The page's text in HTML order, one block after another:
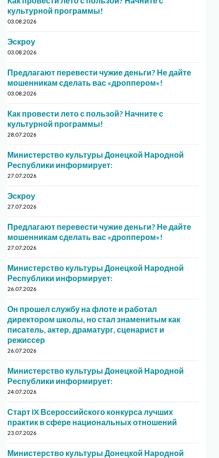
культурной программы!
03.08.2026
Эскроу
03.08.2026
Предлагают перевести чужие деньги? Не дайте
мошенникам сделать вас «дроппером»!
03.08.2026
Как провести лето с пользой? Начните с
культурной программы!
28.07.2026
Министерство культуры Донецкой Народной
Республики информирует:
27.07.2026
Эскроу
27.07.2026
Предлагают перевести чужие деньги? Не дайте
мошенникам сделать вас «дроппером»!
27.07.2026
Министерство культуры Донецкой Народной
Республики информирует:
26.07.2026
Он прошел службу на флоте и работал
директором школы, но стал знаменитым как
писатель, актер, драматург, сценарист и
режиссер
26.07.2026
Министерство культуры Донецкой Народной
Республики информирует:
24.07.2026
Старт IX Всероссийского конкурса лучших
практик в сфере национальных отношений
23.07.2026
Министерство культуры Донецкой Народной